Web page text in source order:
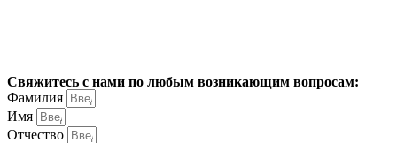
Свяжитесь с нами по любым возникающим вопросам:
Фамилия
Имя
Отчество